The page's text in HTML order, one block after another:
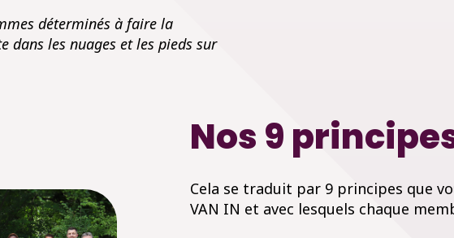
déterminés à faire la
dans les nuages et les pieds sur
Nos 9
Cela se traduit par 9 principes que
VAN IN et avec lesquels chaque